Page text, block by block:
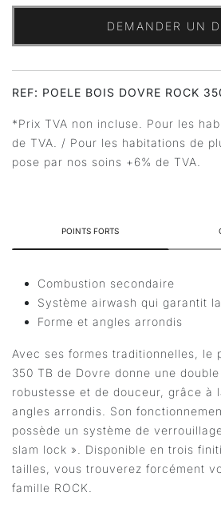
DEMANDER UN
REF: POELE BOIS DOVRE ROCK
*Prix TVA non incluse. Pour les
de TVA. / Pour les habitations de
pose par nos soins +6% de TVA.
POINTS FORTS
Combustion secondaire
Système airwash qui garantit
Forme et angles arrondis
Avec ses formes traditionnelles, le
350 TB de Dovre donne une
robustesse et de douceur, grâce à
angles arrondis. Son
possède un système de
slam lock ». Disponible en trois
tailles, vous trouverez forcément
famille ROCK.